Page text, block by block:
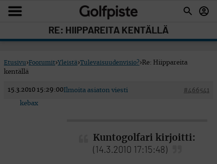
RE: HIIPPAREITA KENTÄLLÄ
Etusivu›Foorumit›Yleistä›Tulevaisuudenvisio?›Re: Hiippareita
kentällä
15.3.2010 15:29:00 #466541
Ilmoita asiaton viesti
kebax
Kuntogolfari kirjoitti:
(14.3.2010 17:15:48)